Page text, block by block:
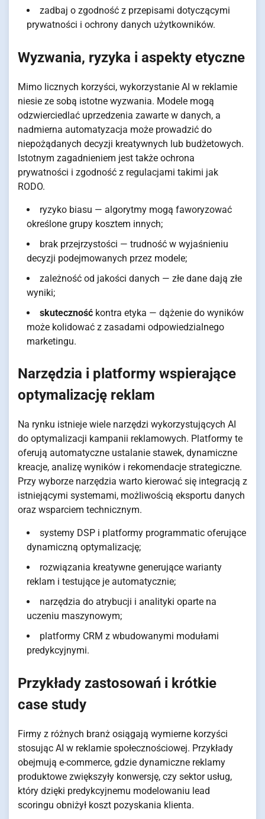
zadbaj o zgodność z przepisami dotyczącymi
prywatności i ochrony danych użytkowników.
Wyzwania, ryzyka i aspekty etyczne
Mimo licznych korzyści, wykorzystanie AI w reklamie
niesie ze sobą istotne wyzwania. Modele mogą
odzwierciedlać uprzedzenia zawarte w danych, a
nadmierna automatyzacja może prowadzić do
niepożądanych decyzji kreatywnych lub budżetowych.
Istotnym zagadnieniem jest także ochrona
prywatności i zgodność z regulacjami takimi jak
RODO.
ryzyko biasu — algorytmy mogą faworyzować
określone grupy kosztem innych;
brak przejrzystości — trudność w wyjaśnieniu
decyzji podejmowanych przez modele;
zależność od jakości danych — złe dane dają złe
wyniki;
skuteczność kontra etyka — dążenie do wyników
może kolidować z zasadami odpowiedzialnego
marketingu.
Narzędzia i platformy wspierające
optymalizację reklam
Na rynku istnieje wiele narzędzi wykorzystujących AI
do optymalizacji kampanii reklamowych. Platformy te
oferują automatyczne ustalanie stawek, dynamiczne
kreacje, analizę wyników i rekomendacje strategiczne.
Przy wyborze narzędzia warto kierować się integracją z
istniejącymi systemami, możliwością eksportu danych
oraz wsparciem technicznym.
systemy DSP i platformy programmatic oferujące
dynamiczną optymalizację;
rozwiązania kreatywne generujące warianty
reklam i testujące je automatycznie;
narzędzia do atrybucji i analityki oparte na
uczeniu maszynowym;
platformy CRM z wbudowanymi modułami
predykcyjnymi.
Przykłady zastosowań i krótkie
case study
Firmy z różnych branż osiągają wymierne korzyści
stosując AI w reklamie społecznościowej. Przykłady
obejmują e-commerce, gdzie dynamiczne reklamy
produktowe zwiększyły konwersję, czy sektor usług,
który dzięki predykcyjnemu modelowaniu lead
scoringu obniżył koszt pozyskania klienta.